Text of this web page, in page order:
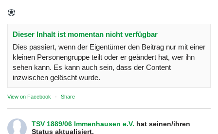
Dieser Inhalt ist momentan nicht verfügbar
Dies passiert, wenn der Eigentümer den Beitrag nur mit einer
kleinen Personengruppe teilt oder er geändert hat, wer ihn
sehen kann. Es kann auch sein, dass der Content
inzwischen gelöscht wurde.
View on Facebook · Share
TSV 1889/06 Immenhausen e.V. hat seinen/ihren
Status aktualisiert.